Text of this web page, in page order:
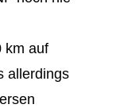
km auf
allerdings